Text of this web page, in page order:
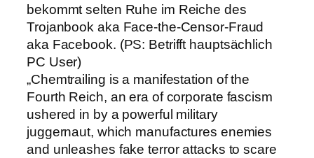
bekommt selten Ruhe im Reiche des
Trojanbook aka Face-the-Censor-Fraud
aka Facebook. (PS: Betrifft hauptsächlich
PC User)
„Chemtrailing is a manifestation of the
Fourth Reich, an era of corporate fascism
ushered in by a powerful military
juggernaut, which manufactures enemies
and unleashes fake terror attacks to scare